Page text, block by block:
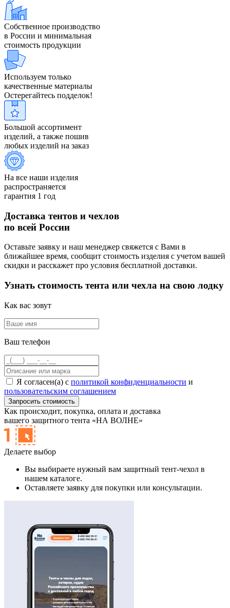
Собственное производство
в России и минимальная
стоимость продукции
Используем только
качественные материалы
Остерегайтесь подделок!
Большой ассортимент
изделий, а также пошив
любых изделий на заказ
На все наши изделия
распространяется
гарантия 1 год
Доставка тентов и чехлов
по всей России
Оставьте заявку и наш менеджер свяжется с Вами в
ближайшее время, сообщит стоимость изделия с учетом вашей
скидки и расскажет про условия бесплатной доставки.
Узнать стоимость тента или чехла на свою лодку
Как вас зовут
Ваш телефон
Я согласен(а) с политикой конфиденциальности и
пользовательским соглашением
Как происходит, покупка, оплата и доставка
вашего защитного тента «НА ВОЛНЕ»
Делаете выбор
Вы выбираете нужный вам защитный тент-чехол в
нашем каталоге.
Оставляете заявку для покупки или консультации.